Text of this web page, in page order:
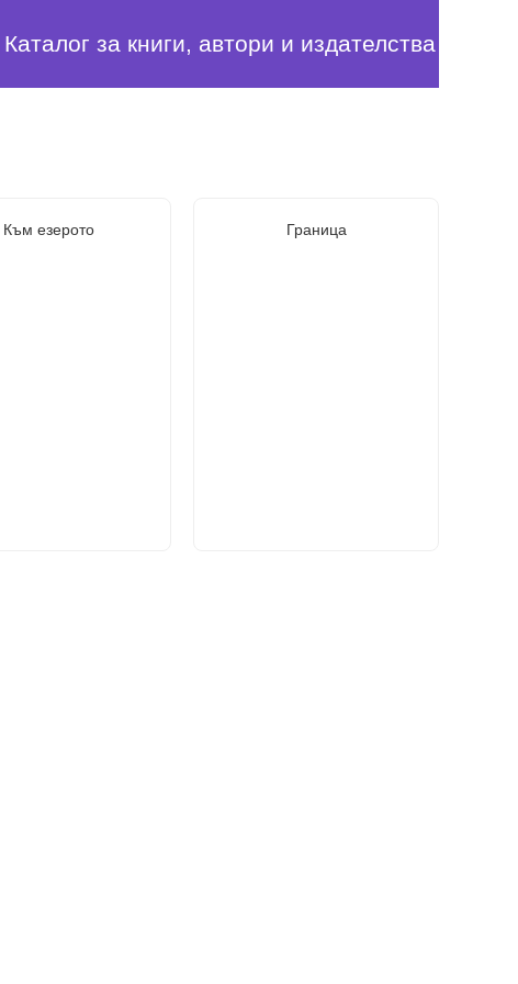
Каталог за книги, автори и издателства
Към езерото Граница